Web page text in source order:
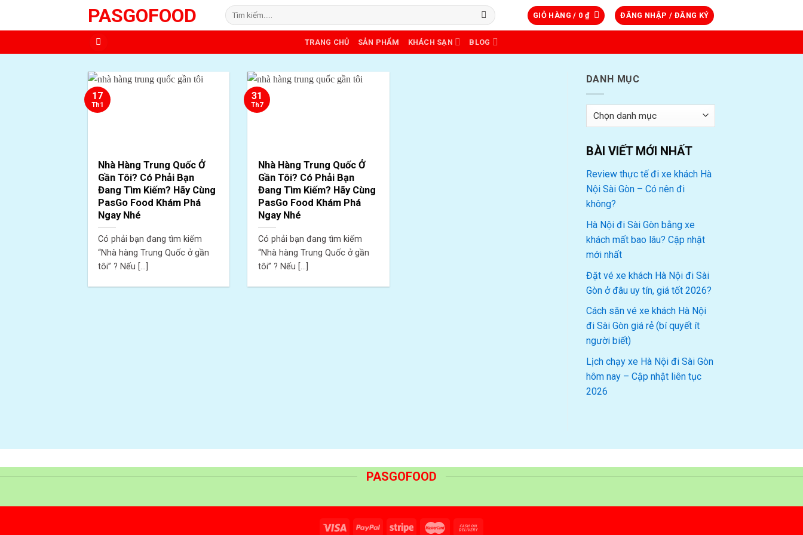
PASGOFOOD
Tìm
kiếm:
GIỎ HÀNG / 0 ₫ ĐĂNG NHẬP / ĐĂNG KÝ
TRANG CHỦ SẢN PHẨM KHÁCH SẠN BLOG
Nhà Hàng Trung Quốc Ở
Gần Tôi? Có Phải Bạn
Đang Tìm Kiếm? Hãy Cùng
PasGo Food Khám Phá
Ngay Nhé
Có phải bạn đang tìm kiếm
“Nhà hàng Trung Quốc ở gần
tôi” ? Nếu [...]
17
Th1
Nhà Hàng Trung Quốc Ở
Gần Tôi? Có Phải Bạn
Đang Tìm Kiếm? Hãy Cùng
PasGo Food Khám Phá
Ngay Nhé
Có phải bạn đang tìm kiếm
“Nhà hàng Trung Quốc ở gần
tôi” ? Nếu [...]
31
Th7
DANH MỤC
Danh
mục
BÀI VIẾT MỚI NHẤT
Review thực tế đi xe khách Hà
Nội Sài Gòn – Có nên đi
không?
Hà Nội đi Sài Gòn bằng xe
khách mất bao lâu? Cập nhật
mới nhất
Đặt vé xe khách Hà Nội đi Sài
Gòn ở đâu uy tín, giá tốt 2026?
Cách săn vé xe khách Hà Nội
đi Sài Gòn giá rẻ (bí quyết ít
người biết)
Lịch chạy xe Hà Nội đi Sài Gòn
hôm nay – Cập nhật liên tục
2026
PASGOFOOD